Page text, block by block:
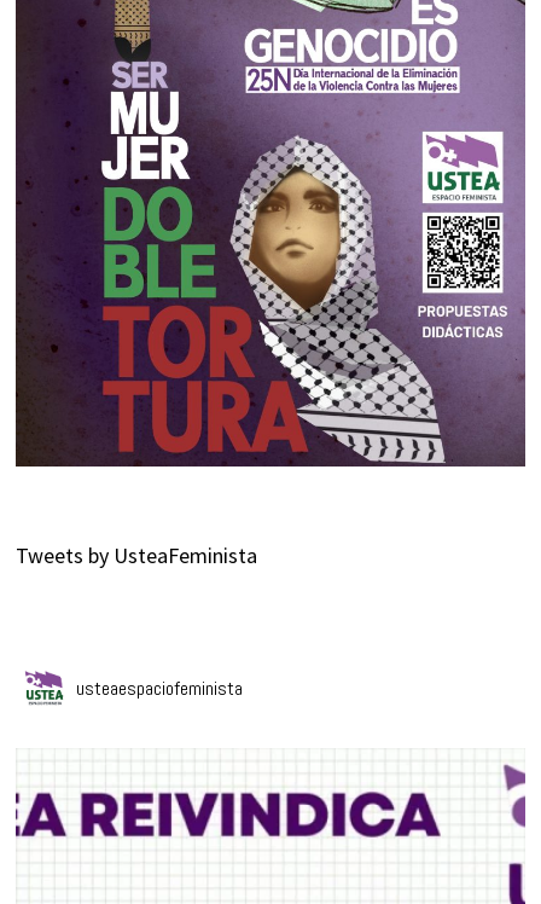
Tweets by UsteaFeminista
usteaespaciofeminista